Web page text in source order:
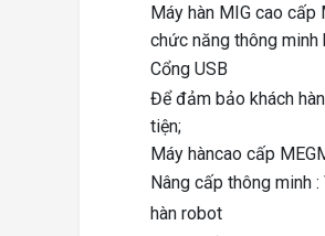
Máy hàn MIG cao cấp
chức năng thông minh
Cổng USB
Để đảm bảo khách
tiện;
Máy hàncao cấp
Nâng cấp thông minh :
hàn robot